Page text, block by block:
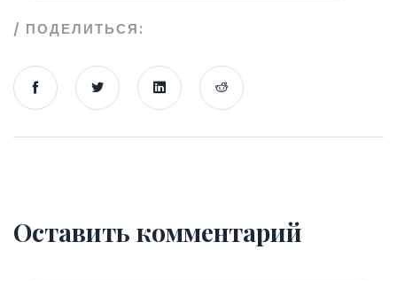
ПОДЕЛИТЬСЯ:
Оставить комментарий